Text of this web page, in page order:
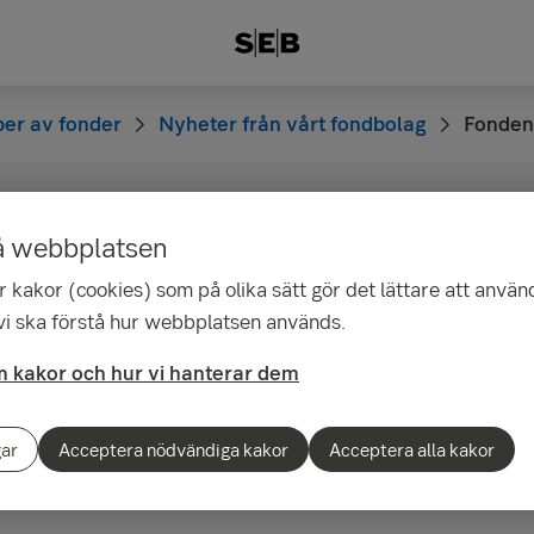
av fonder Nyheter från vårt fondbolag
Alternative Fixed
om att andelsägarna vid en extrainkallad
ett beslut om avveckling av fonden SEB
av SEB SICAV 2.
webbplatsen
kakor (cookies) som på olika sätt gör det lättare att
ska förstå hur webbplatsen används.
kakor och hur vi hanterar dem
Acceptera nödvändiga kakor Acceptera alla kakor